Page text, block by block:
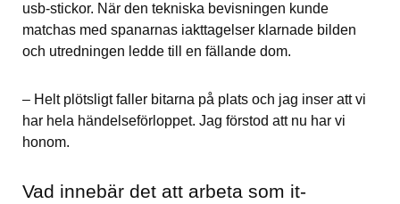
usb-stickor. När den tekniska bevisningen kunde
matchas med spanarnas iakttagelser klarnade bilden
och utredningen ledde till en fällande dom.
– Helt plötsligt faller bitarna på plats och jag inser att vi
har hela händelseförloppet. Jag förstod att nu har vi
honom.
Vad innebär det att arbeta som it-